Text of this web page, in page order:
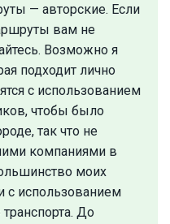
— авторские. Если
вам не
Возможно я
подходит лично
с использованием
чтобы было
так что не
компаниями в
моих
с использованием
До